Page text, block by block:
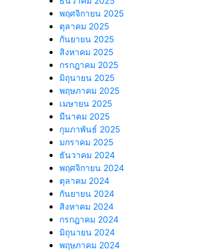
พฤศจิกายน 2025
ตุลาคม 2025
กันยายน 2025
สิงหาคม 2025
กรกฎาคม 2025
มิถุนายน 2025
พฤษภาคม 2025
เมษายน 2025
มีนาคม 2025
กุมภาพันธ์ 2025
มกราคม 2025
ธันวาคม 2024
พฤศจิกายน 2024
ตุลาคม 2024
กันยายน 2024
สิงหาคม 2024
กรกฎาคม 2024
มิถุนายน 2024
พฤษภาคม 2024